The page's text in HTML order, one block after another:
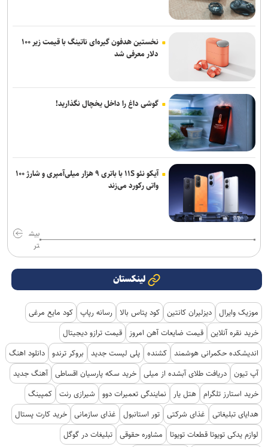
نخستین هدفون گیره‌ای ناتینگ با قیمت زیر ۱۰۰
دلار معرفی شد
گوشی داغ را داخل یخچال نگذارید!
آیکو نئو ۱۱S با باتری ۹ هزار میلی‌آمپری و شارژ ۱۰۰
واتی رکورد می‌زند
بیش
تر
لینکستان
موزیک وایرال دیزلیران کانتین کود پتاس بالا رسانه رپاپ کود مایع مرغی
خرید نقره آنلاین قیمت ضایعات آهن امروز
قیمت ترازو دیجیتال
اندیشکده حکمرانی هوشمند کشنده پلی لیست جدید بروکر ترندو دانلود اهنگ
آپ تیون دریافت طلای آبشده از میلی خرید سکه پارسیان اقساطی آهنگ جدید
خرید استارز تلگرام هتل یار نمایندگی تعمیرات دوو شیرازی رنت کمپینگ
هدایای تبلیغاتی
غذای شرکتی تور استانبول غذای سازمانی خرید کارت پستال
لوازم یدکی تویوتا قطعات تویوتا
مشاوره حقوقی تبلیغات در گوگل